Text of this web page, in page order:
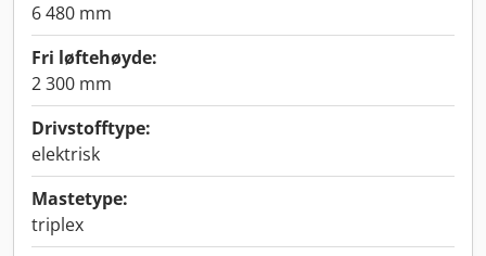
6 480 mm
Fri løftehøyde:
2 300 mm
Drivstofftype:
elektrisk
Mastetype:
triplex